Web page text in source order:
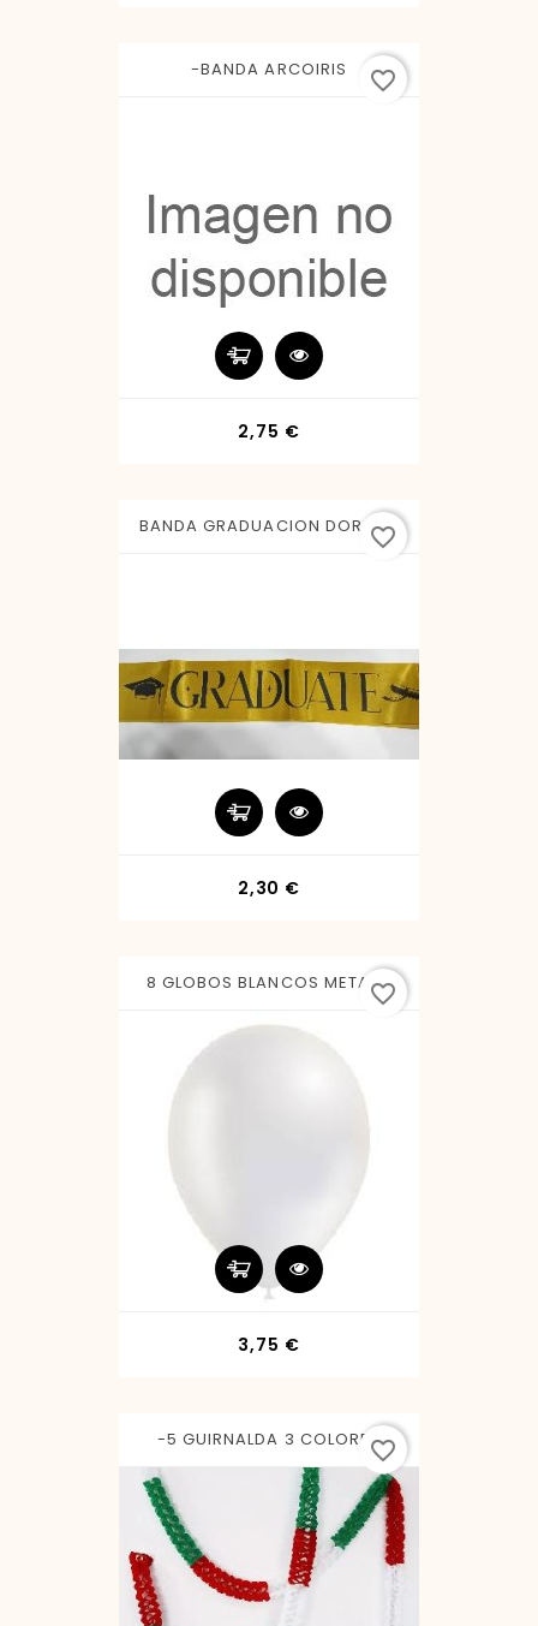
-BANDA ARCOIRIS
2,75 €Precio
favorite_border
BANDA GRADUACION DORADA
2,30 €
favorite_border
8 GLOBOS BLANCOS METAL...
3,75 €Precio
favorite_border
-5 GUIRNALDA 3 COLORESfavorite_border